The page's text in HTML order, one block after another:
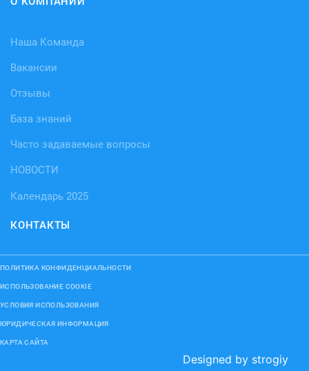
Наша Команда
Вакансии
Отзывы
База знаний
Часто задаваемые вопросы
НОВОСТИ
Календарь 2025
КОНТАКТЫ
ПОЛИТИКА КОНФИДЕНЦИАЛЬНОСТИ
ИСПОЛЬЗОВАНИЕ COOKIE
УСЛОВИЯ ИСПОЛЬЗОВАНИЯ
ЮРИДИЧЕСКАЯ ИНФОРМАЦИЯ
КАРТА САЙТА
Designed by strogiy